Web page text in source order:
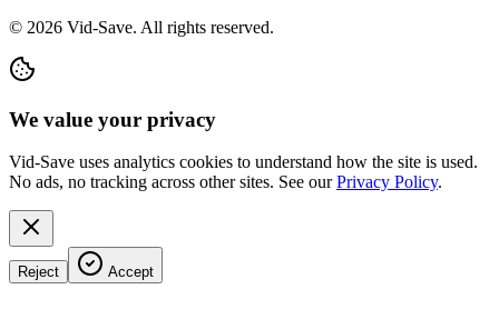
© 2026 Vid-Save. All rights reserved.
We value your privacy
Vid-Save uses analytics cookies to understand how the site is used.
No ads, no tracking across other sites. See ourPrivacy Policy.
Reject Accept